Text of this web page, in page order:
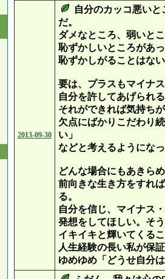
2013-09-30
自分のカッコ悪い
だ。
ダメなところ、弱いと
恥ずかしいところがあ
恥ずかしがることはな
要は、プラスもマイナ
自分を許してあげられ
それができれば気持ち
欠点にばかりこだわり
い」
などと考えるようにな
どんな場合にもあきら
前向きな生き方をすれ
る。
自分を信じ、マイナス
発想をしてほしい。そ
イキイキと輝いてくる
人生経験の長い私が保
ゆめゆめ「どうせ自分